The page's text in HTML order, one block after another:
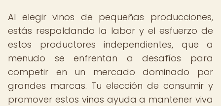
Al elegir vinos de pequeñas producciones,
estás respaldando la labor y el esfuerzo de
estos productores independientes, que a
menudo se enfrentan a desafíos para
competir en un mercado dominado por
grandes marcas. Tu elección de consumir y
promover estos vinos ayuda a mantener viva